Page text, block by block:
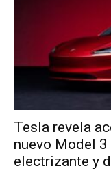
Tesla revela
nuevo Model 3
electrizante y